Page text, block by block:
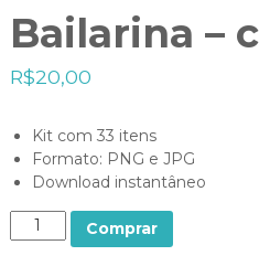
Bailarina –
R$20,00
Kit com 33 itens
Formato: PNG e JPG
Download instantâneo
u
Comprar